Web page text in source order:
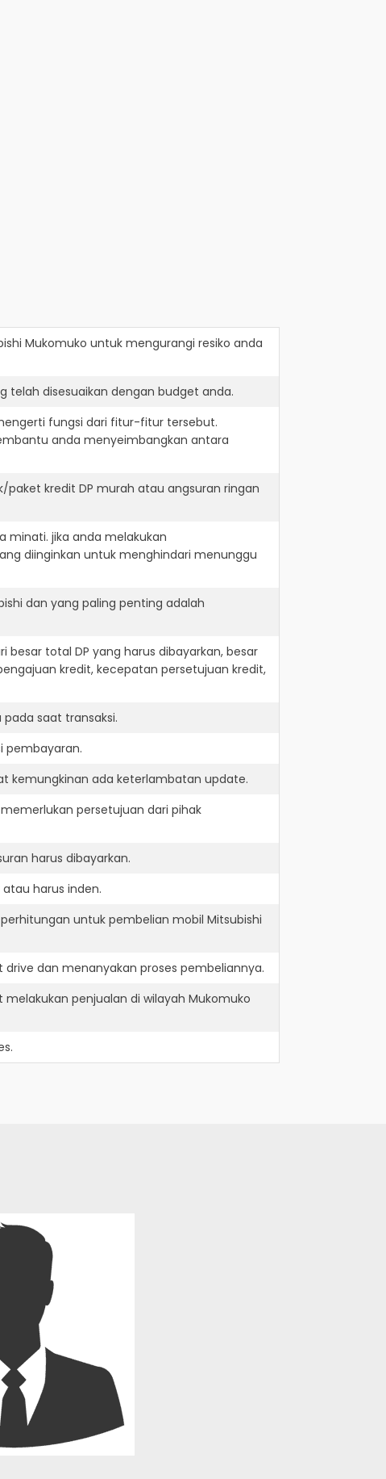
Mukomuko untuk mengurangi resiko anda
telah disesuaikan dengan budget anda.
fungsi dari fitur-fitur tersebut.
anda menyeimbangkan antara
kredit DP murah atau angsuran ringan
minati. jika anda melakukan
diinginkan untuk menghindari menunggu
dan yang paling penting adalah
total DP yang harus dibayarkan, besar
kredit, kecepatan persetujuan kredit,
saat transaksi.
pembayaran.
kemungkinan ada keterlambatan update.
persetujuan dari pihak
harus dibayarkan.
harus inden.
untuk pembelian mobil Mitsubishi
dan menanyakan proses pembeliannya.
penjualan di wilayah Mukomuko